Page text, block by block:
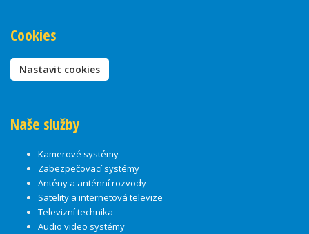
Cookies
Nastavit cookies
Naše služby
Kamerové systémy
Zabezpečovací systémy
Antény a anténní rozvody
Satelity a internetová televize
Televizní technika
Audio video systémy